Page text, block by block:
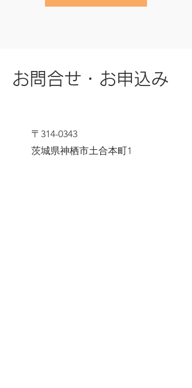
お問合せ・お申込み
〒314-0343
茨城県神栖市土合本町1